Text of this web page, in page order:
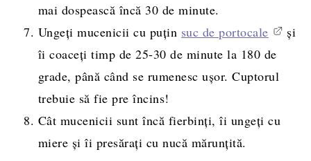
mai dospească încă 30 de minute.
Ungeți mucenicii cu puțin suc de portocale
și
îi coaceți timp de 25-30 de minute la 180 de
grade, până când se rumenesc ușor. Cuptorul
trebuie să fie pre încins!
Cât mucenicii sunt încă fierbinți, îi ungeți cu
miere și îi presărați cu nucă mărunțită.